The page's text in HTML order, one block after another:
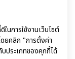
นการใช้งานเว็บไซต์
ยคลิก "การตั้งค่า
ประเภทของคุกกี้ได้